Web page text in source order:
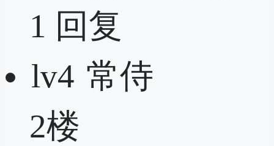
1 回复
lv4 常侍
2楼